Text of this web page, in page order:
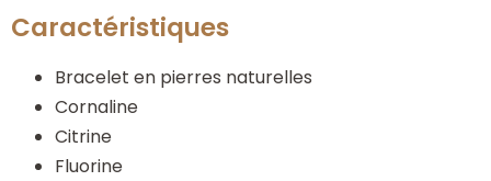
Caractéristiques
Bracelet en pierres naturelles
Cornaline
Citrine
Fluorine